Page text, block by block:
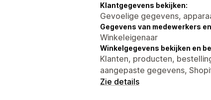
Klantgegevens bekijken:
Gevoelige gegevens,
Gegevens van medewerkers
Winkeleigenaar
Winkelgegevens bekijken en
Klanten, producten,
aangepaste gegevens,
Zie details